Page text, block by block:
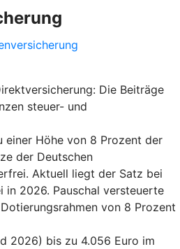
Die Beiträge
steuer- und
einer Höhe von 8 Prozent der
der Deutschen
Aktuell liegt der Satz bei
in 2026. Pauschal versteuerte
von 8 Prozent
2026) bis zu 4.056 Euro im